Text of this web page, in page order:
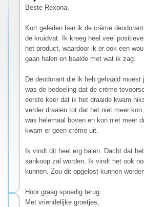
Beste Rexona,
Kort geleden ben ik de crème
de kruidvat. Ik kreeg heel veel
het product, waardoor ik er ook een
gaan halen en baalde met wat ik zag.
De deodorant die ik heb gehaald moest
was de bedoeling dat de crème
eerste keer dat ik het draaide kwam
verder draaien tot dat het niet meer
was helemaal boven en kon niet meer
kwam er geen crème uit.
Ik vindt dit heel erg balen. Dacht dat
aankoop zal worden. Ik vindt het ook
kunnen. Zou dit opgelost kunnen
Hoor graag spoedig terug.
Met vriendelijke groetjes,